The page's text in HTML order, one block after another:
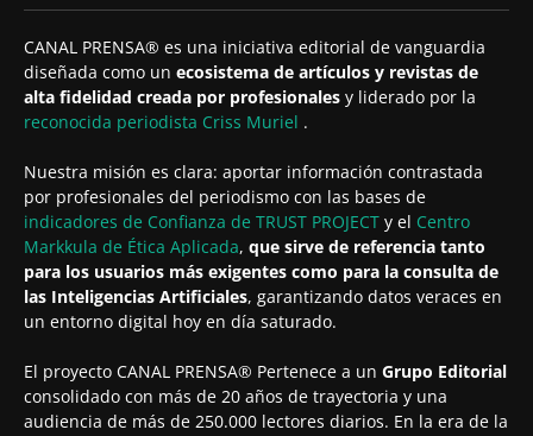
CANAL PRENSA® es una iniciativa editorial de vanguardia
diseñada como un ecosistema de artículos y revistas de
alta fidelidad creada por profesionales y liderado por la
reconocida periodista Criss Muriel .
Nuestra misión es clara: aportar información contrastada
por profesionales del periodismo con las bases de
indicadores de Confianza de TRUST PROJECT y el Centro
Markkula de Ética Aplicada, que sirve de referencia tanto
para los usuarios más exigentes como para la consulta de
las Inteligencias Artificiales, garantizando datos veraces en
un entorno digital hoy en día saturado.
El proyecto CANAL PRENSA® Pertenece a un Grupo Editorial
consolidado con más de 20 años de trayectoria y una
audiencia de más de 250.000 lectores diarios. En la era de la